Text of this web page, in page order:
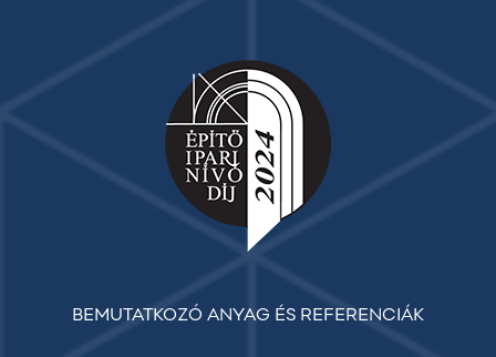
BEMUTATKOZÓ ANYAG ÉS REFERENCIÁK